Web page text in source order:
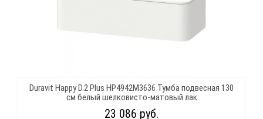
Duravit Happy D.2 Plus HP4942M3636 Тумба подвесная 130
см белый шелковисто-матовый лак
23 086 руб.